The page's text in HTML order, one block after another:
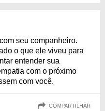
seu companheiro.
o que ele viveu para
entender sua
com o próximo
com você.
COMPARTILHAR